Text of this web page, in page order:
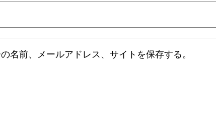
名前、メールアドレス、サイトを保存する。